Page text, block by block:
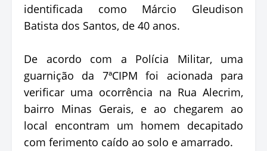
identificada como Márcio Gleudison
Batista dos Santos, de 40 anos.
De acordo com a Polícia Militar, uma
guarnição da 7ªCIPM foi acionada para
verificar uma ocorrência na Rua Alecrim,
bairro Minas Gerais, e ao chegarem ao
local encontram um homem decapitado
com ferimento caído ao solo e amarrado.